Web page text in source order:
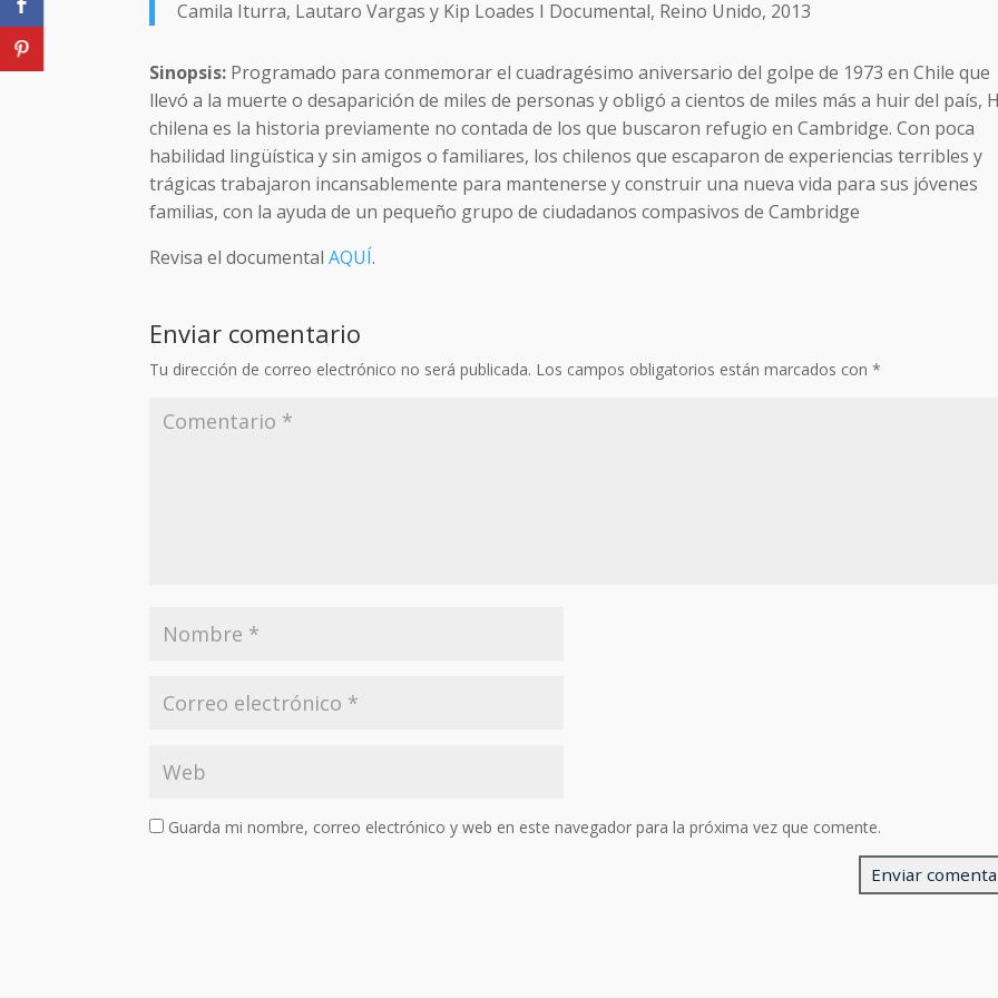
Camila Iturra, Lautaro Vargas y Kip Loades I Documental, Reino Unido, 2013
Sinopsis: Programado para conmemorar el cuadragésimo aniversario del golpe de 1973 en Chile que
llevó a la muerte o desaparición de miles de personas y obligó a cientos de miles más a huir del país,
chilena es la historia previamente no contada de los que buscaron refugio en Cambridge. Con poca
habilidad lingüística y sin amigos o familiares, los chilenos que escaparon de experiencias terribles y
trágicas trabajaron incansablemente para mantenerse y construir una nueva vida para sus jóvenes
familias, con la ayuda de un pequeño grupo de ciudadanos compasivos de Cambridge
Revisa el documentalAQUÍ.
Enviar comentario
Tu dirección de correo electrónico no será publicada. Los campos obligatorios están marcados con*
Guarda mi nombre, correo electrónico y web en este navegador para la próxima vez que comente.
Enviar